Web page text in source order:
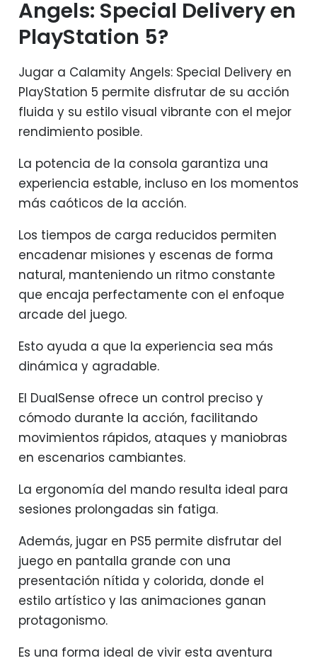
Angels: Special Delivery en
PlayStation 5?
Jugar a Calamity Angels: Special Delivery en
PlayStation 5 permite disfrutar de su acción
fluida y su estilo visual vibrante con el mejor
rendimiento posible.
La potencia de la consola garantiza una
experiencia estable, incluso en los momentos
más caóticos de la acción.
Los tiempos de carga reducidos permiten
encadenar misiones y escenas de forma
natural, manteniendo un ritmo constante
que encaja perfectamente con el enfoque
arcade del juego.
Esto ayuda a que la experiencia sea más
dinámica y agradable.
El DualSense ofrece un control preciso y
cómodo durante la acción, facilitando
movimientos rápidos, ataques y maniobras
en escenarios cambiantes.
La ergonomía del mando resulta ideal para
sesiones prolongadas sin fatiga.
Además, jugar en PS5 permite disfrutar del
juego en pantalla grande con una
presentación nítida y colorida, donde el
estilo artístico y las animaciones ganan
protagonismo.
Es una forma ideal de vivir esta aventura